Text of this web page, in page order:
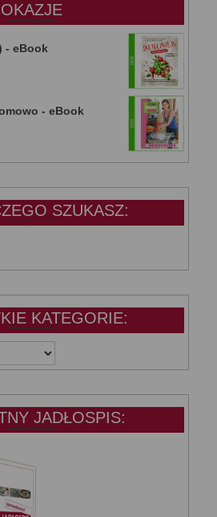
OKAZJE
- eBook
- eBook
SZUKASZ:
KATEGORIE:
JADŁOSPIS: